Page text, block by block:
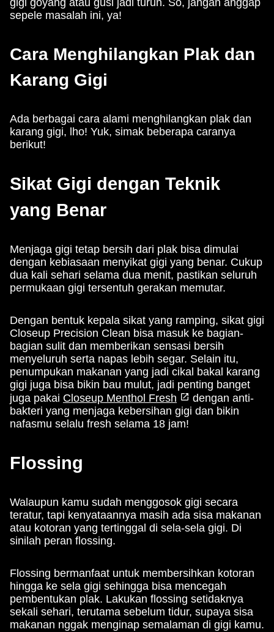
gigi goyang atau gusi jadi turun. So, jangan anggap
sepele masalah ini, ya!
Cara Menghilangkan Plak dan
Karang Gigi
Ada berbagai cara alami menghilangkan plak dan
karang gigi, lho! Yuk, simak beberapa caranya
berikut!
Sikat Gigi dengan Teknik
yang Benar
Menjaga gigi tetap bersih dari plak bisa dimulai
dengan kebiasaan menyikat gigi yang benar. Cukup
dua kali sehari selama dua menit, pastikan seluruh
permukaan gigi tersentuh gerakan memutar.
Dengan bentuk kepala sikat yang ramping, sikat gigi
Closeup Precision Clean bisa masuk ke bagian-
bagian sulit dan memberikan sensasi bersih
menyeluruh serta napas lebih segar. Selain itu,
penumpukan makanan yang jadi cikal bakal karang
gigi juga bisa bikin bau mulut, jadi penting banget
juga pakai Closeup Menthol Fresh
dengan anti-
bakteri yang menjaga kebersihan gigi dan bikin
nafasmu selalu fresh selama 18 jam!
Flossing
Walaupun kamu sudah menggosok gigi secara
teratur, tapi kenyataannya masih ada sisa makanan
atau kotoran yang tertinggal di sela-sela gigi. Di
sinilah peran flossing.
Flossing bermanfaat untuk membersihkan kotoran
hingga ke sela gigi sehingga bisa mencegah
pembentukan plak. Lakukan flossing setidaknya
sekali sehari, terutama sebelum tidur, supaya sisa
makanan nggak menginap semalaman di gigi kamu.